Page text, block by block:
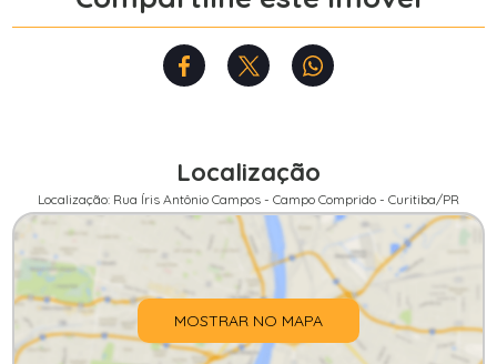
Localização
Localização: Rua Íris Antônio Campos - Campo Comprido - Curitiba/PR
MOSTRAR NO MAPA